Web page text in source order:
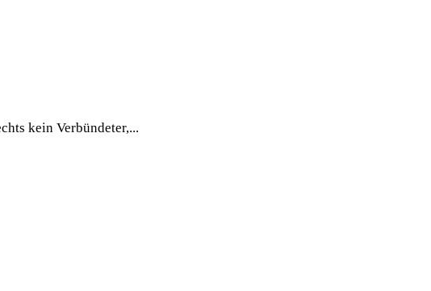
kein Verbündeter,...